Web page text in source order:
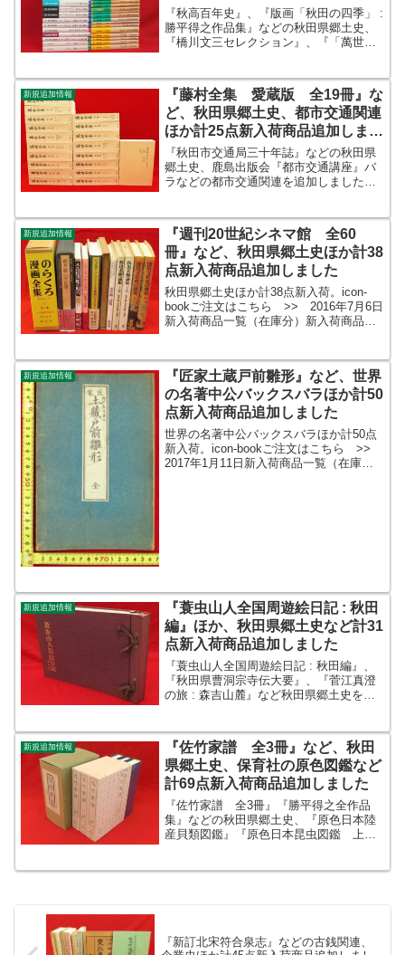
しました
『秋高百年史』、『版画「秋田の四季」 :
勝平得之作品集』などの秋田県郷土史、
『橋川文三セレクション』、『「萬世一
伝 全4冊揃 岩波文庫』、『武者絵講
座 1セット函入り...
新規追加情報
『藤村全集 愛蔵版 全19冊』な
ど、秋田県郷土史、都市交通関連
ほか計25点新入荷商品追加しまし
た
『秋田市交通局三十年誌』などの秋田県
郷土史、鹿島出版会『都市交通講座』バ
ラなどの都市交通関連を追加しました。
ど。icon-bookご注文はこちら >>
2018年10月...
新規追加情報
『週刊20世紀シネマ館 全60
冊』など、秋田県郷土史ほか計38
点新入荷商品追加しました
秋田県郷土史ほか計38点新入荷。icon-
bookご注文はこちら >> 2016年7月6日
新入荷商品一覧（在庫分）新入荷商品ギ
月6日新入荷商品一覧（在庫...
新規追加情報
『匠家土蔵戸前雛形』など、世界
の名著中公バックスバラほか計50
点新入荷商品追加しました
世界の名著中公バックスバラほか計50点
新入荷。icon-bookご注文はこちら >>
2017年1月11日新入荷商品一覧（在庫
新規追加情報
『蓑虫山人全国周遊絵日記 : 秋田
編』ほか、秋田県郷土史など計31
点新入荷商品追加しました
『蓑虫山人全国周遊絵日記 : 秋田編』、
『秋田県曹洞宗寺伝大要』、『菅江真澄
の旅 : 森吉山麓』など秋田県郷土史を追
学 全2巻1函』、『現代史資料 国家総
動員1・2 2...
新規追加情報
『佐竹家譜 全3冊』など、秋田
県郷土史、保育社の原色図鑑など
計69点新入荷商品追加しました
『佐竹家譜 全3冊』『勝平得之全作品
集』などの秋田県郷土史、『原色日本陸
産貝類図鑑』『原色日本昆虫図鑑 上下
『新訂北宋符合泉志』などの古銭関連、